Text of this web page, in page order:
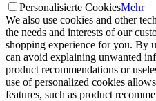
Personalisierte CookiesMehr
We also use cookies and other
the needs and interests of our
shopping experience for you. By
can avoid explaining unwanted
product recommendations or
use of personalized cookies
features, such as product